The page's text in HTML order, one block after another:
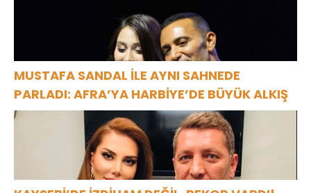
MUSTAFA SANDAL İLE AYNI SAHNEDE
PARLADI: AFRA’YA HARBİYE’DE BÜYÜK ALKIŞ